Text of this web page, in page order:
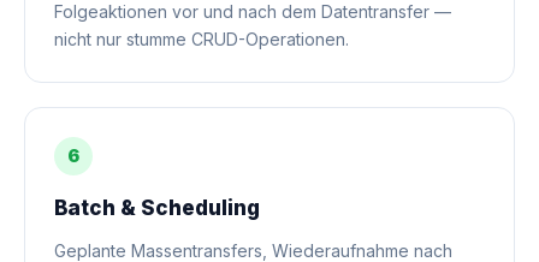
Folgeaktionen vor und nach dem Datentransfer —
nicht nur stumme CRUD-Operationen.
6
Batch & Scheduling
Geplante Massentransfers, Wiederaufnahme nach